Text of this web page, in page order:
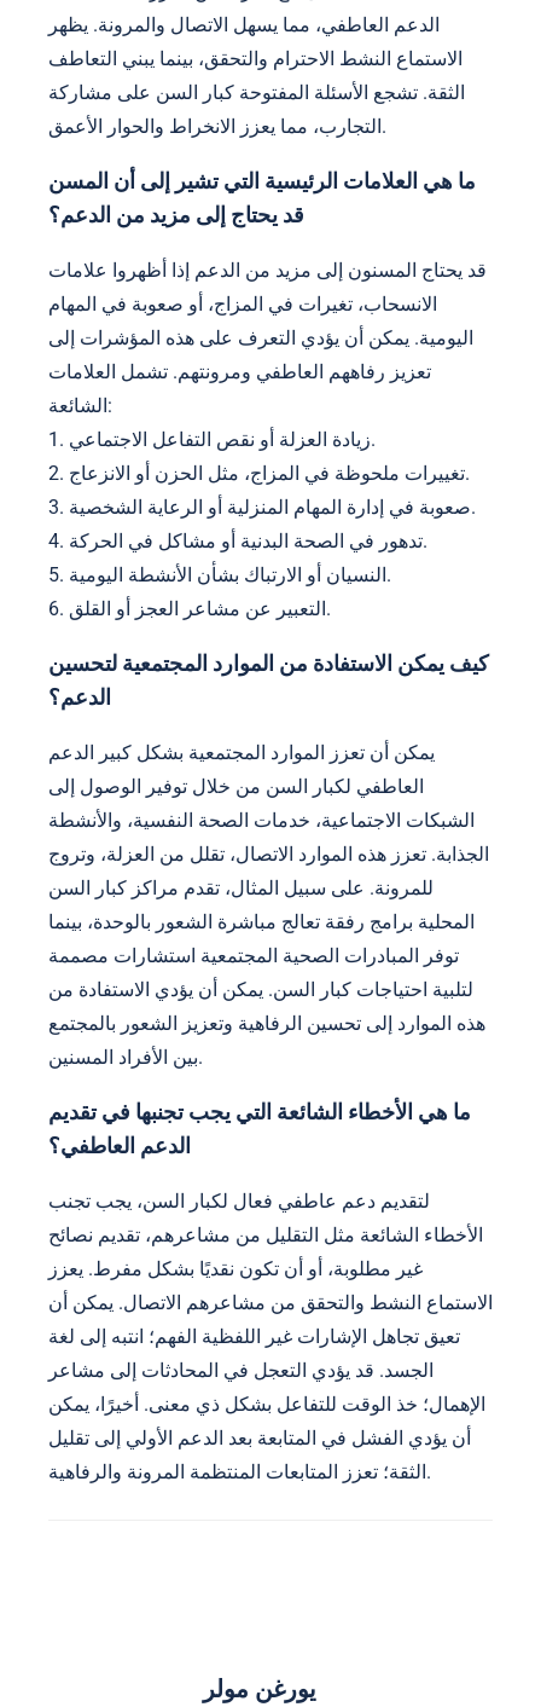
الدعم العاطفي، مما يسهل الاتصال والمرونة. يظهر
الاستماع النشط الاحترام والتحقق، بينما يبني التعاطف
الثقة. تشجع الأسئلة المفتوحة كبار السن على مشاركة
التجارب، مما يعزز الانخراط والحوار الأعمق.
ما هي العلامات الرئيسية التي تشير إلى أن المسن
قد يحتاج إلى مزيد من الدعم؟
قد يحتاج المسنون إلى مزيد من الدعم إذا أظهروا علامات
الانسحاب، تغيرات في المزاج، أو صعوبة في المهام
اليومية. يمكن أن يؤدي التعرف على هذه المؤشرات إلى
تعزيز رفاههم العاطفي ومرونتهم. تشمل العلامات
الشائعة:
1. زيادة العزلة أو نقص التفاعل الاجتماعي.
2. تغييرات ملحوظة في المزاج، مثل الحزن أو الانزعاج.
3. صعوبة في إدارة المهام المنزلية أو الرعاية الشخصية.
4. تدهور في الصحة البدنية أو مشاكل في الحركة.
5. النسيان أو الارتباك بشأن الأنشطة اليومية.
6. التعبير عن مشاعر العجز أو القلق.
كيف يمكن الاستفادة من الموارد المجتمعية لتحسين
الدعم؟
يمكن أن تعزز الموارد المجتمعية بشكل كبير الدعم
العاطفي لكبار السن من خلال توفير الوصول إلى
الشبكات الاجتماعية، خدمات الصحة النفسية، والأنشطة
الجذابة. تعزز هذه الموارد الاتصال، تقلل من العزلة، وتروج
للمرونة. على سبيل المثال، تقدم مراكز كبار السن
المحلية برامج رفقة تعالج مباشرة الشعور بالوحدة، بينما
توفر المبادرات الصحية المجتمعية استشارات مصممة
لتلبية احتياجات كبار السن. يمكن أن يؤدي الاستفادة من
هذه الموارد إلى تحسين الرفاهية وتعزيز الشعور بالمجتمع
بين الأفراد المسنين.
ما هي الأخطاء الشائعة التي يجب تجنبها في تقديم
الدعم العاطفي؟
لتقديم دعم عاطفي فعال لكبار السن، يجب تجنب
الأخطاء الشائعة مثل التقليل من مشاعرهم، تقديم نصائح
غير مطلوبة، أو أن تكون نقديًا بشكل مفرط. يعزز
الاستماع النشط والتحقق من مشاعرهم الاتصال. يمكن أن
تعيق تجاهل الإشارات غير اللفظية الفهم؛ انتبه إلى لغة
الجسد. قد يؤدي التعجل في المحادثات إلى مشاعر
الإهمال؛ خذ الوقت للتفاعل بشكل ذي معنى. أخيرًا، يمكن
أن يؤدي الفشل في المتابعة بعد الدعم الأولي إلى تقليل
الثقة؛ تعزز المتابعات المنتظمة المرونة والرفاهية.
يورغن مولر